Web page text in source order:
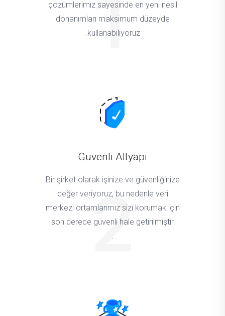
1
çözümlerimiz sayesinde en yeni nesil
donanımları maksimum düzeyde
kullanabiliyoruz.
2
Güvenli Altyapı
Bir şirket olarak işinize ve güvenliğinize
değer veriyoruz, bu nedenle veri
merkezi ortamlarımız sizi korumak için
son derece güvenli hale getirilmiştir
.